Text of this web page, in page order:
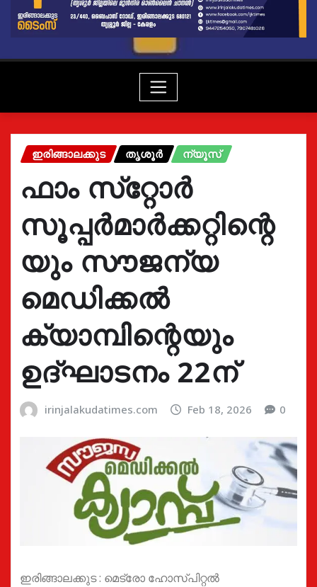
ഇരിങ്ങാലക്കുട തൃശൂർ ന്യൂസ്
ഫാം സ്‌റ്റോര്‍
സൂപ്പര്‍മാര്‍ക്കറ്റിന്റെ
യും സൗജന്യ
മെഡിക്കല്‍
ക്യാമ്പിന്റെയും
ഉദ്ഘാടനം 22ന്
irinjalakudatimes.com Feb 18, 2026 0
ഇരിങ്ങാലക്കുട : മെട്രോ ഹോസ്പിറ്റല്‍